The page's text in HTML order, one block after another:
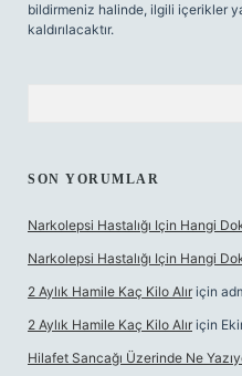
bildirmeniz halinde, ilgili içerikler
kaldırılacaktır.
SON YORUMLAR
Narkolepsi Hastalığı Için Hangi
Narkolepsi Hastalığı Için Hangi
2 Aylık Hamile Kaç Kilo Alır için
2 Aylık Hamile Kaç Kilo Alır için
Hilafet Sancağı Üzerinde Ne